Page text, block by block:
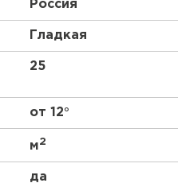
Россия
Гладкая
25
от 12°
м2
да